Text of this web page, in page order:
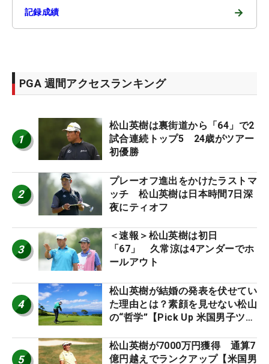
記録成績 →
PGA 週間アクセスランキング
1
松山英樹は裏街道から「64」で2
試合連続トップ5 24歳がツアー
初優勝
2
プレーオフ進出をかけたラストマ
ッチ 松山英樹は日本時間7日深
夜にティオフ
3
＜速報＞松山英樹は初日
「67」 久常涼は4アンダーでホ
ールアウト
4
松山英樹が結婚の発表を伏せてい
た理由とは？素顔を見せない松山
の“哲学”【Pick Up 米国男子ツア
5
松山英樹が7000万円獲得 通算7
億円越えでランクアップ【米国男